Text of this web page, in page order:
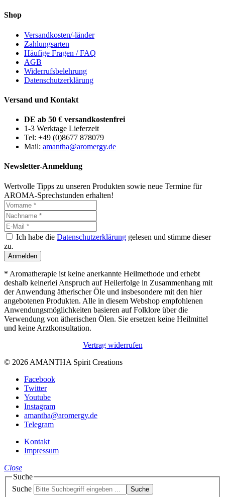
Shop
Versandkosten/-länder
Zahlungsarten
Häufige Fragen / FAQ
AGB
Widerrufsbelehrung
Datenschutzerklärung
Versand und Kontakt
DE ab 50 € versandkostenfrei
1-3 Werktage Lieferzeit
Tel: +49 (0)8677 878079
Mail: amantha@aromergy.de
Newsletter-Anmeldung
Wertvolle Tipps zu unseren Produkten sowie neue Termine für
AROMA-Sprechstunden erhalten!
Ich habe die Datenschutzerklärung gelesen und stimme dieser
zu.
Anmelden
* Aromatherapie ist keine anerkannte Heilmethode und erhebt
deshalb keinerlei Anspruch auf Heilerfolge in Zusammenhang mit
der Anwendung ätherischer Öle und insbesondere mit den hier
angebotenen Produkten. Alle in diesem Webshop empfohlenen
Anwendungsmöglichkeiten basieren auf Folklore über die
Verwendung von ätherischen Ölen. Sie ersetzen keine Heilmittel
und keine Arztkonsultation.
Vertrag widerrufen
© 2026 AMANTHA Spirit Creations
Facebook
Twitter
Youtube
Instagram
amantha@aromergy.de
Telegram
Kontakt
Impressum
Close
Suche
Suche
Suche